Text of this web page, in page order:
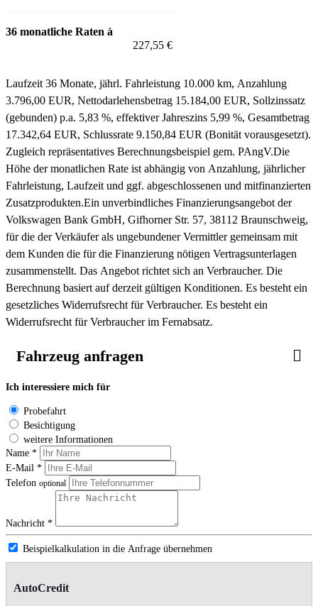
36 monatliche Raten à
227,55 €
Laufzeit 36 Monate, jährl. Fahrleistung 10.000 km, Anzahlung
3.796,00 EUR, Nettodarlehensbetrag 15.184,00 EUR, Sollzinssatz
(gebunden) p.a. 5,83 %, effektiver Jahreszins 5,99 %, Gesamtbetrag
17.342,64 EUR, Schlussrate 9.150,84 EUR (Bonität vorausgesetzt).
Zugleich repräsentatives Berechnungsbeispiel gem. PAngV.Die
Höhe der monatlichen Rate ist abhängig von Anzahlung, jährlicher
Fahrleistung, Laufzeit und ggf. abgeschlossenen und mitfinanzierten
Zusatzprodukten.Ein unverbindliches Finanzierungsangebot der
Volkswagen Bank GmbH, Gifhorner Str. 57, 38112 Braunschweig,
für die der Verkäufer als ungebundener Vermittler gemeinsam mit
dem Kunden die für die Finanzierung nötigen Vertragsunterlagen
zusammenstellt. Das Angebot richtet sich an Verbraucher. Die
Berechnung basiert auf derzeit gültigen Konditionen. Es besteht ein
gesetzliches Widerrufsrecht für Verbraucher. Es besteht ein
Widerrufsrecht für Verbraucher im Fernabsatz.
Fahrzeug anfragen
Ich interessiere mich für
Probefahrt
Besichtigung
weitere Informationen
Name *
E-Mail *
Telefon optional
Nachricht *
Beispielkalkulation in die Anfrage übernehmen
AutoCredit